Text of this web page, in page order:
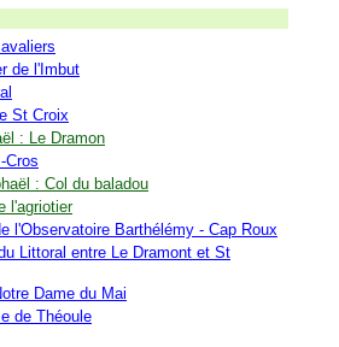
de l'Imbut
St Croix
: Le Dramon
Cros
: Col du baladou
l'agriotier
l'Observatoire Barthélémy - Cap Roux
Littoral entre Le Dramont et St
Dame du Mai
de Théoule